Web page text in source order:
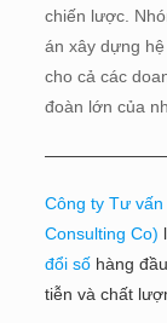
chiến lược.
án xây dựng
cho cả các
đoàn lớn của
Công ty Tư
Consulting Co)
đổi sốhàng
tiễn và chất